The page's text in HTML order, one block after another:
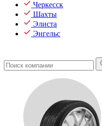
Черкесск
Шахты
Элиста
Энгельс